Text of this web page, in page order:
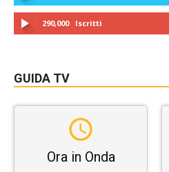
290,000 Iscritti
GUIDA TV
Ora in Onda